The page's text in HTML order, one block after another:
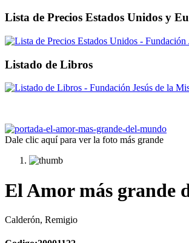
Lista de Precios Estados Unidos y
Listado de Libros
Dale clic aquí para ver la foto más grande
El Amor más grande
Calderón, Remigio